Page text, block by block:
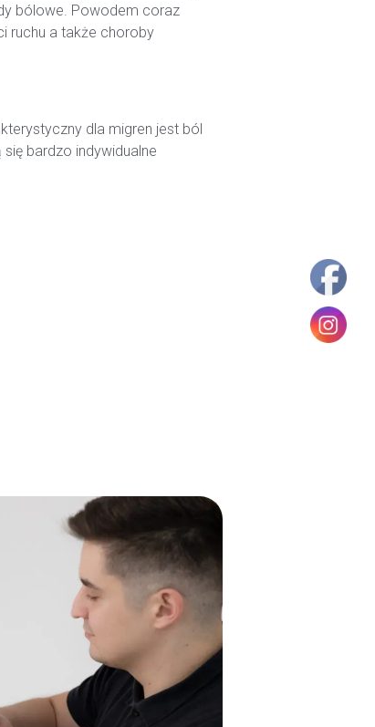
bólowe. Powodem coraz
ruchu a także choroby
dla migren jest ból
bardzo indywidualne